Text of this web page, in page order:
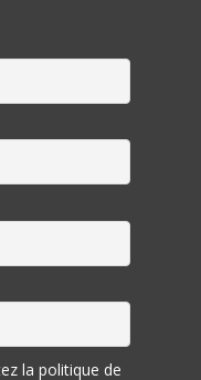
la politique de